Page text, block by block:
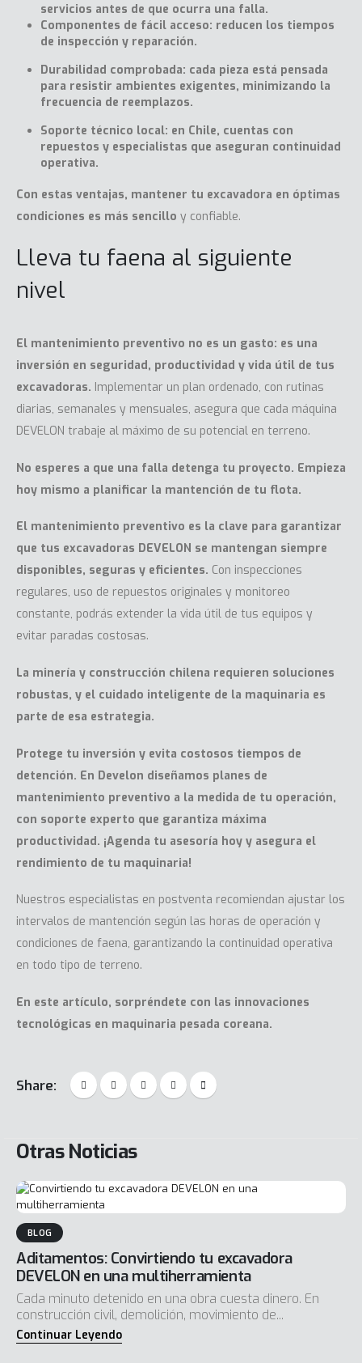
servicios antes de que ocurra una falla.
Componentes de fácil acceso: reducen los tiempos
de inspección y reparación.
Durabilidad comprobada: cada pieza está pensada
para resistir ambientes exigentes, minimizando la
frecuencia de reemplazos.
Soporte técnico local: en Chile, cuentas con
repuestos y especialistas que aseguran continuidad
operativa.
Con estas ventajas, mantener tu excavadora en óptimas
condiciones es más sencillo y confiable.
Lleva tu faena al siguiente
nivel
El mantenimiento preventivo no es un gasto: es una
inversión en seguridad, productividad y vida útil de tus
excavadoras. Implementar un plan ordenado, con rutinas
diarias, semanales y mensuales, asegura que cada máquina
DEVELON trabaje al máximo de su potencial en terreno.
No esperes a que una falla detenga tu proyecto. Empieza
hoy mismo a planificar la mantención de tu flota.
El mantenimiento preventivo es la clave para garantizar
que tus excavadoras DEVELON se mantengan siempre
disponibles, seguras y eficientes. Con inspecciones
regulares, uso de repuestos originales y monitoreo
constante, podrás extender la vida útil de tus equipos y
evitar paradas costosas.
La minería y construcción chilena requieren soluciones
robustas, y el cuidado inteligente de la maquinaria es
parte de esa estrategia.
Protege tu inversión y evita costosos tiempos de
detención. En Develon diseñamos planes de
mantenimiento preventivo a la medida de tu operación,
con soporte experto que garantiza máxima
productividad. ¡Agenda tu asesoría hoy y asegura el
rendimiento de tu maquinaria!
Nuestros especialistas en postventa recomiendan ajustar los
intervalos de mantención según las horas de operación y
condiciones de faena, garantizando la continuidad operativa
en todo tipo de terreno.
En este artículo, sorpréndete con las innovaciones
tecnológicas en maquinaria pesada coreana.
Share:
Otras Noticias
BLOG
Aditamentos: Convirtiendo tu excavadora
DEVELON en una multiherramienta
Cada minuto detenido en una obra cuesta dinero. En
construcción civil, demolición, movimiento de...